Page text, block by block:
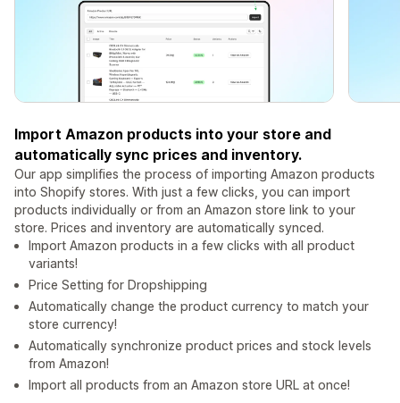
Import Amazon products into your store and
automatically sync prices and inventory.
Our app simplifies the process of importing Amazon products
into Shopify stores. With just a few clicks, you can import
products individually or from an Amazon store link to your
store. Prices and inventory are automatically synced.
Import Amazon products in a few clicks with all product
variants!
Price Setting for Dropshipping
Automatically change the product currency to match your
store currency!
Automatically synchronize product prices and stock levels
from Amazon!
Import all products from an Amazon store URL at once!